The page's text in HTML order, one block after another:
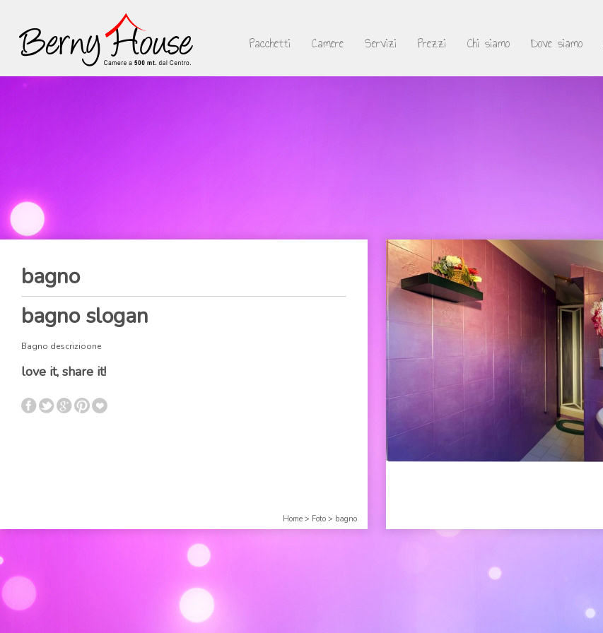
Pacchetti Camere Servizi Prezzi Chi siamo Dove siamo
bagno
bagno slogan
Bagno descrizioone
love it, share it!
Home > Foto > bagno